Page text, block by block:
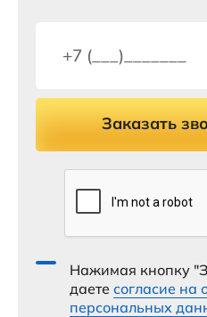
Заказать
Нажимая кнопку
даете согласие на
персональных